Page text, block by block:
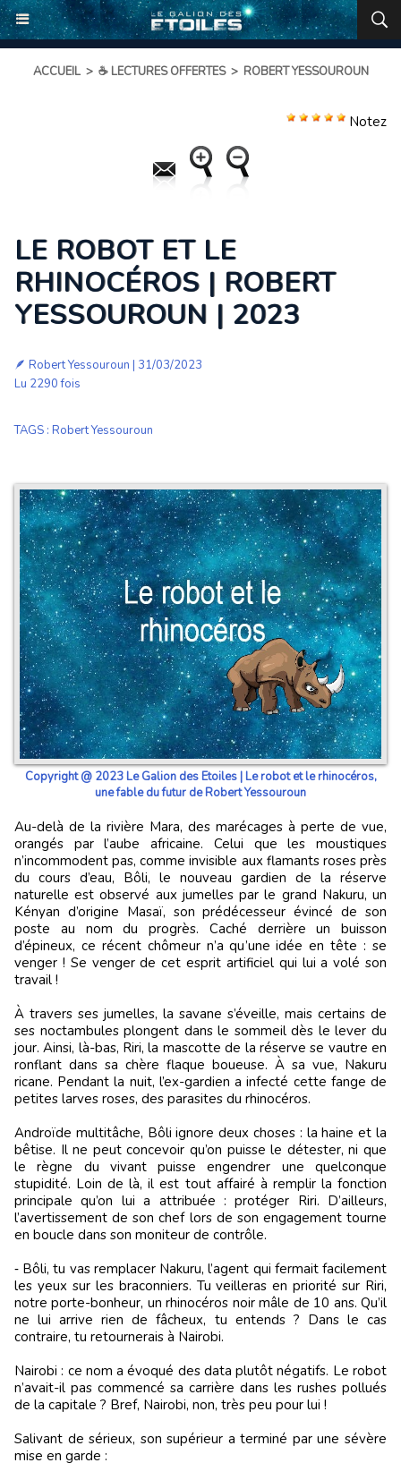
ACCUEIL > ☕ LECTURES OFFERTES > ROBERT YESSOUROUN
Notez
LE ROBOT ET LE
RHINOCÉROS | ROBERT
YESSOUROUN | 2023
🪶 Robert Yessouroun | 31/03/2023
Lu 2290 fois
TAGS : Robert Yessouroun
Copyright @ 2023 Le Galion des Etoiles | Le robot et le rhinocéros,
une fable du futur de Robert Yessouroun
Au-delà de la rivière Mara, des marécages à perte de vue,
orangés par l’aube africaine. Celui que les moustiques
n’incommodent pas, comme invisible aux flamants roses près
du cours d’eau, Bôli, le nouveau gardien de la réserve
naturelle est observé aux jumelles par le grand Nakuru, un
Kényan d’origine Masaï, son prédécesseur évincé de son
poste au nom du progrès. Caché derrière un buisson
d’épineux, ce récent chômeur n’a qu’une idée en tête : se
venger ! Se venger de cet esprit artificiel qui lui a volé son
travail !
À travers ses jumelles, la savane s’éveille, mais certains de
ses noctambules plongent dans le sommeil dès le lever du
jour. Ainsi, là-bas, Riri, la mascotte de la réserve se vautre en
ronflant dans sa chère flaque boueuse. À sa vue, Nakuru
ricane. Pendant la nuit, l’ex-gardien a infecté cette fange de
petites larves roses, des parasites du rhinocéros.
Androïde multitâche, Bôli ignore deux choses : la haine et la
bêtise. Il ne peut concevoir qu’on puisse le détester, ni que
le règne du vivant puisse engendrer une quelconque
stupidité. Loin de là, il est tout affairé à remplir la fonction
principale qu’on lui a attribuée : protéger Riri. D’ailleurs,
l’avertissement de son chef lors de son engagement tourne
en boucle dans son moniteur de contrôle.
‑ Bôli, tu vas remplacer Nakuru, l’agent qui fermait facilement
les yeux sur les braconniers. Tu veilleras en priorité sur Riri,
notre porte-bonheur, un rhinocéros noir mâle de 10 ans. Qu’il
ne lui arrive rien de fâcheux, tu entends ? Dans le cas
contraire, tu retournerais à Nairobi.
Nairobi : ce nom a évoqué des data plutôt négatifs. Le robot
n’avait-il pas commencé sa carrière dans les rushes pollués
de la capitale ? Bref, Nairobi, non, très peu pour lui !
Salivant de sérieux, son supérieur a terminé par une sévère
mise en garde :